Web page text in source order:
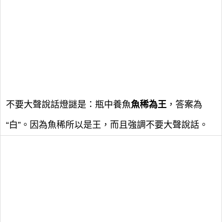
不要大聲說話燈謎是：瓶中養魚魚稀為王 ，答案為
“白”。因為魚稀所以是王，而且強調不要大聲說話。